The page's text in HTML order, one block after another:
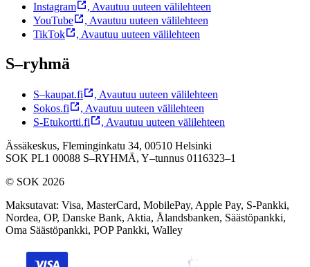
Instagram
, Avautuu uuteen välilehteen
YouTube
, Avautuu uuteen välilehteen
TikTok
, Avautuu uuteen välilehteen
S–ryhmä
S–kaupat.fi , Avautuu uuteen välilehteen
Sokos.fi
, Avautuu uuteen välilehteen
S-Etukortti.fi
, Avautuu uuteen välilehteen
Ässäkeskus, Fleminginkatu 34, 00510 Helsinki
SOK PL1 00088 S–RYHMÄ, Y–tunnus 0116323–1
© SOK 2026
Maksutavat: Visa, MasterCard, MobilePay, Apple Pay, S-Pankki,
Nordea, OP, Danske Bank, Aktia, Ålandsbanken, Säästöpankki,
Oma Säästöpankki, POP Pankki, Walley